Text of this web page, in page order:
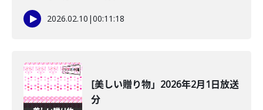
2026.02.10 |00:11:18
[美しい贈り物」2026年2月1日放送
分